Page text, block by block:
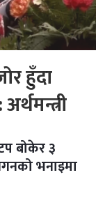
हुँदा
बोकेर ३
भनाइमा